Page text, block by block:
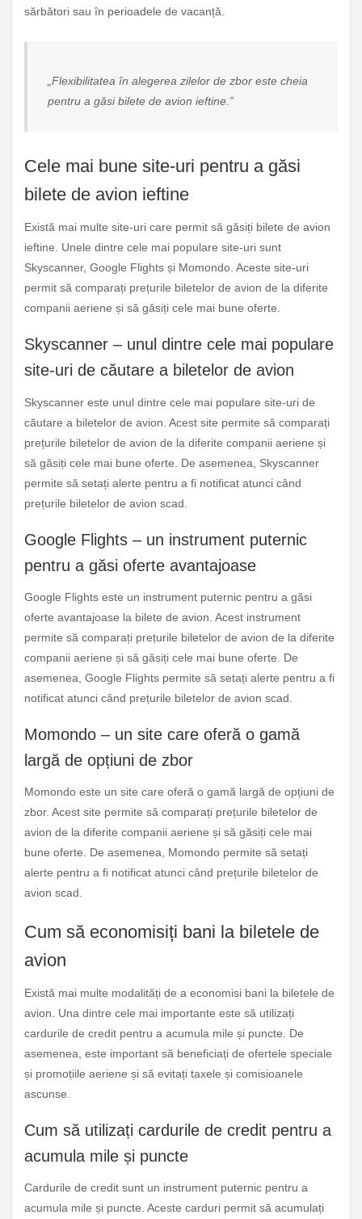
sărbători sau în perioadele de vacanță.
„Flexibilitatea în alegerea zilelor de zbor este cheia
pentru a găsi bilete de avion ieftine.”
Cele mai bune site-uri pentru a găsi
bilete de avion ieftine
Există mai multe site-uri care permit să găsiți bilete de avion
ieftine. Unele dintre cele mai populare site-uri sunt
Skyscanner, Google Flights și Momondo. Aceste site-uri
permit să comparați prețurile biletelor de avion de la diferite
companii aeriene și să găsiți cele mai bune oferte.
Skyscanner – unul dintre cele mai populare
site-uri de căutare a biletelor de avion
Skyscanner este unul dintre cele mai populare site-uri de
căutare a biletelor de avion. Acest site permite să comparați
prețurile biletelor de avion de la diferite companii aeriene și
să găsiți cele mai bune oferte. De asemenea, Skyscanner
permite să setați alerte pentru a fi notificat atunci când
prețurile biletelor de avion scad.
Google Flights – un instrument puternic
pentru a găsi oferte avantajoase
Google Flights este un instrument puternic pentru a găsi
oferte avantajoase la bilete de avion. Acest instrument
permite să comparați prețurile biletelor de avion de la diferite
companii aeriene și să găsiți cele mai bune oferte. De
asemenea, Google Flights permite să setați alerte pentru a fi
notificat atunci când prețurile biletelor de avion scad.
Momondo – un site care oferă o gamă
largă de opțiuni de zbor
Momondo este un site care oferă o gamă largă de opțiuni de
zbor. Acest site permite să comparați prețurile biletelor de
avion de la diferite companii aeriene și să găsiți cele mai
bune oferte. De asemenea, Momondo permite să setați
alerte pentru a fi notificat atunci când prețurile biletelor de
avion scad.
Cum să economisiți bani la biletele de
avion
Există mai multe modalități de a economisi bani la biletele de
avion. Una dintre cele mai importante este să utilizați
cardurile de credit pentru a acumula mile și puncte. De
asemenea, este important să beneficiați de ofertele speciale
și promoțiile aeriene și să evitați taxele și comisioanele
ascunse.
Cum să utilizați cardurile de credit pentru a
acumula mile și puncte
Cardurile de credit sunt un instrument puternic pentru a
acumula mile și puncte. Aceste carduri permit să acumulați